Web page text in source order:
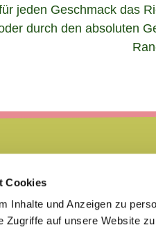
Cookies
Inhalte und Anzeigen zu
Zugriffe auf unsere Website
jeden Geschmack das
durch den absoluten
PRESSE KARRIERE